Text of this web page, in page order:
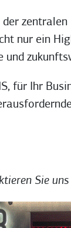
nur ein
und
für Ihr
Sie uns